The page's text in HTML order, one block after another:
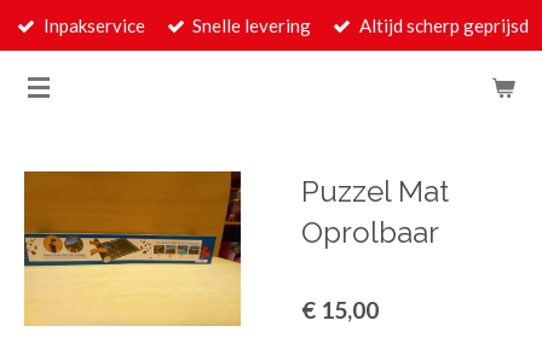
Ga
naar
Inpakservice Snelle levering Altijd scherp geprijsd
Puzzel Mat
Oprolbaar
€ 15,00